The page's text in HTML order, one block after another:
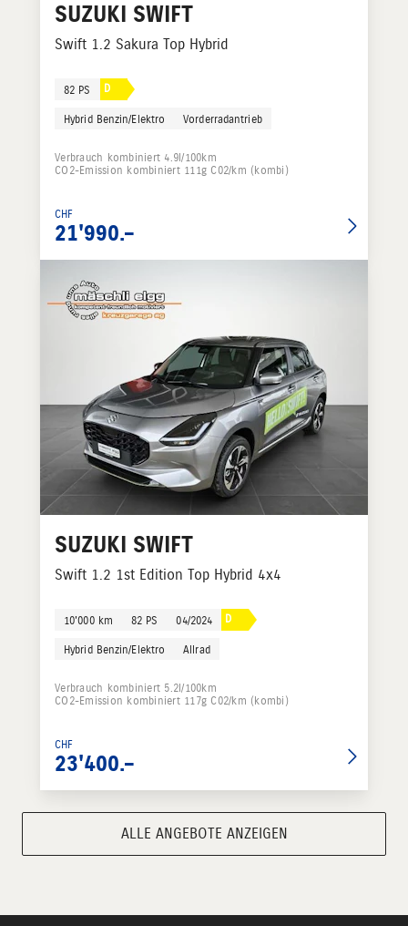
SUZUKI SWIFT
Swift 1.2 Sakura Top Hybrid
82 PS D
Hybrid Benzin/Elektro Vorderradantrieb
Verbrauch kombiniert 4.9l/100km
CO2-Emission kombiniert 111g C02/km (kombi)
CHF
21'990.–
SUZUKI SWIFT
Swift 1.2 1st Edition Top Hybrid 4x4
10'000 km 82 PS 04/2024 D
Hybrid Benzin/Elektro Allrad
Verbrauch kombiniert 5.2l/100km
CO2-Emission kombiniert 117g C02/km (kombi)
CHF
23'400.–
ALLE ANGEBOTE ANZEIGEN